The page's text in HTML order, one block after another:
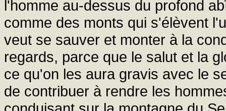
l'homme au-dessus du profond
comme des monts qui s'élèvent
veut se sauver et monter à la
regards, parce que le salut et la
ce qu'on les aura gravis avec le
de contribuer à rendre les